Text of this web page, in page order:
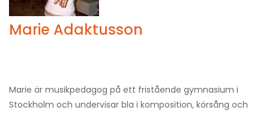
Marie Adaktusson
Marie är musikpedagog på ett fristående gymnasium i
Stockholm och undervisar bla i komposition, körsång och